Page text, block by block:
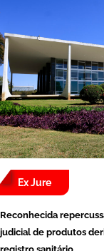
Ex Jure
Reconhecida
judicial de produtos